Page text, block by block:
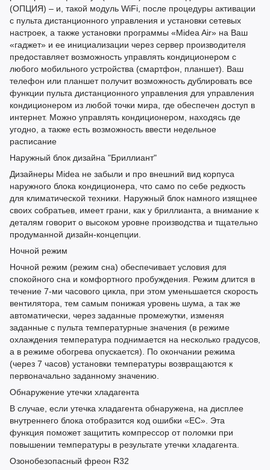
(ОПЦИЯ) – и, такой модуль WiFi, после процедуры активации
с пульта дистанционного управления и установки сетевых
настроек, а также установки программы «Midea Air» на Ваш
«гаджет» и ее инициализации через сервер производителя
предоставляет возможность управлять кондиционером с
любого мобильного устройства (смартфон, планшет). Ваш
телефон или планшет получит возможность дублировать все
функции пульта дистанционного управления для управления
кондиционером из любой точки мира, где обеспечен доступ в
интернет. Можно управлять кондиционером, находясь где
угодно, а также есть возможность ввести недельное
расписание
Наружный блок дизайна "Бриллиант"
Дизайнеры Midea не забыли и про внешний вид корпуса
наружного блока кондиционера, что само по себе редкость
для климатической техники. Наружный блок намного изящнее
своих собратьев, имеет грани, как у бриллианта, а внимание к
деталям говорит о высоком уровне производства и тщательно
продуманной дизайн-концепции.
Ночной режим
Ночной режим (режим сна) обеспечивает условия для
спокойного сна и комфортного пробуждения. Режим длится в
течение 7-ми часового цикла, при этом уменьшается скорость
вентилятора, тем самым понижая уровень шума, а так же
автоматически, через заданные промежутки, изменяя
заданные с пульта температурные значения (в режиме
охлаждения температура поднимается на несколько градусов,
а в режиме обогрева опускается). По окончании режима
(через 7 часов) установки температуры возвращаются к
первоначально заданному значению.
Обнаружение утечки хладагента
В случае, если утечка хладагента обнаружена, на дисплее
внутреннего блока отобразится код ошибки «EС». Эта
функция поможет защитить компрессор от поломки при
повышении температуры в результате утечки хладагента.
Озонобезопасный фреон R32